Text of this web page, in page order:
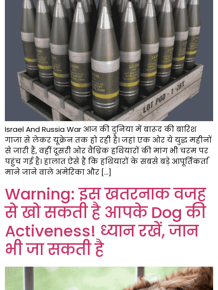
Israel And Russia War आज की दुनिया में बारूद की बारिश
गाजा से लेकर यूक्रेन तक हो रही है। जहां एक ओर ये युद्ध महीनों
से जारी हैं, वहीं दूसरी ओर वैश्विक हथियारों की मांग भी चरम पर
पहुंच गई है। हालात ऐसे हैं कि हथियारों के सबसे बड़े आपूर्तिकर्ता
माने जाने वाले अमेरिका और […]
Warning: इस खतरनाक वजह
से खो सकती है आपके Dog की
Activeness! ध्यान रखें, जान
भी जा सकती है